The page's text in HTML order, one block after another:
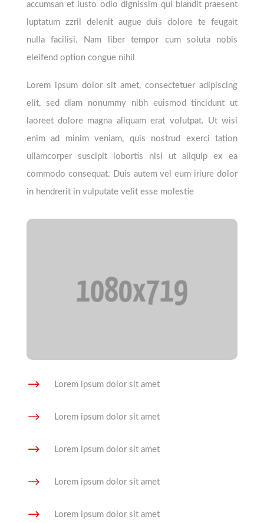
accumsan et iusto odio dignissim qui blandit praesent
luptatum zzril delenit augue duis dolore te feugait
nulla facilisi. Nam liber tempor cum soluta nobis
eleifend option congue nihil
Lorem ipsum dolor sit amet, consectetuer adipiscing
elit, sed diam nonummy nibh euismod tincidunt ut
laoreet dolore magna aliquam erat volutpat. Ut wisi
enim ad minim veniam, quis nostrud exerci tation
ullamcorper suscipit lobortis nisl ut aliquip ex ea
commodo consequat. Duis autem vel eum iriure dolor
in hendrerit in vulputate velit esse molestie
$ Lorem ipsum dolor sit amet
$ Lorem ipsum dolor sit amet
$ Lorem ipsum dolor sit amet
$ Lorem ipsum dolor sit amet
$ Lorem ipsum dolor sit amet